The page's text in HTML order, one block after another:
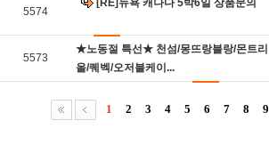
5574
[RE]뉴욕 캐나다 5박6일 상품문의
5573
★노동절 특선★ 천섬/몽뜨랑블랑/몬트리
올/퀘벡/오저블케이...
1 2 3 4 5 6 7 8 9